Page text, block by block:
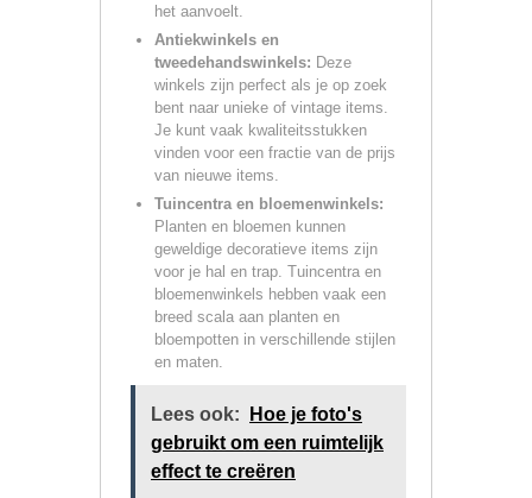
het aanvoelt.
Antiekwinkels en
tweedehandswinkels: Deze
winkels zijn perfect als je op zoek
bent naar unieke of vintage items.
Je kunt vaak kwaliteitsstukken
vinden voor een fractie van de prijs
van nieuwe items.
Tuincentra en bloemenwinkels:
Planten en bloemen kunnen
geweldige decoratieve items zijn
voor je hal en trap. Tuincentra en
bloemenwinkels hebben vaak een
breed scala aan planten en
bloempotten in verschillende stijlen
en maten.
Lees ook:
Hoe je foto's
gebruikt om een ruimtelijk
effect te creëren